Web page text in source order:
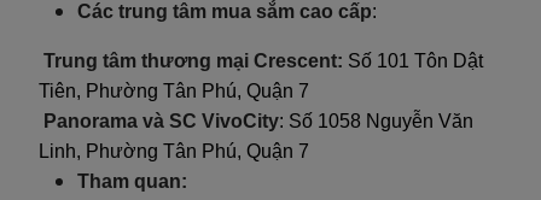
Các trung tâm mua sắm cao cấp:
Trung tâm thương mại Crescent: Số 101 Tôn Dật
Tiên, Phường Tân Phú, Quận 7
Panorama và SC VivoCity: Số 1058 Nguyễn Văn
Linh, Phường Tân Phú, Quận 7
Tham quan: